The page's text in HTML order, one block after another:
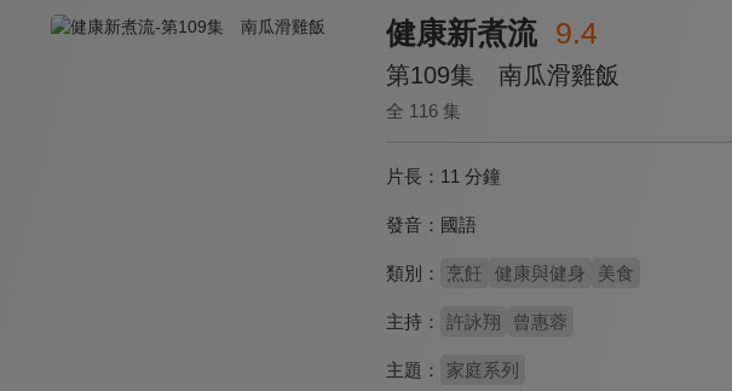
健康新煮流 9.4
第109集 南瓜滑雞飯
全 116 集
片長： 11 分鐘
發音： 國語
類別： 烹飪 健康與健身 美食
主持： 許詠翔 曾惠蓉
主題： 家庭系列